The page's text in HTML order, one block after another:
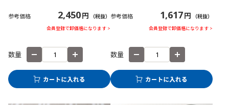
参考価格 2,450円 （税抜）
会員登録で卸価格になります >
数量
参考価格 1,617円 （税抜）
会員登録で卸価格になります >
数量